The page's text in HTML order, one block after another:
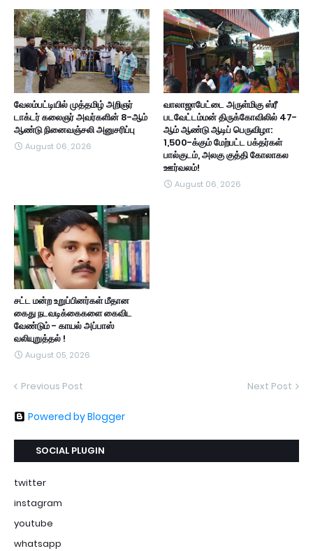
வேலம்பட்டியில் முத்தமிழ் அறிஞர்
டாக்டர் கலைஞர் அவர்களின் 8-ஆம்
ஆண்டு நினைவஞ்சலி அனுசரிப்பு
August 06, 2026
வாலாஜாபேட்டை அருள்மிகு ஸ்ரீ
படவேட்டம்மன் திருக்கோவிலில் 47-
ஆம் ஆண்டு ஆடிப் பெருவிழா:
1,500-க்கும் மேற்பட்ட பக்தர்கள்
பால்குடம், அலகு குத்தி கோலாகல
ஊர்வலம்!
August 06, 2026
சட்ட மன்ற உறுப்பினர்கள் மீதான
கைது நடவடிக்கைகளை கைவிட
வேண்டும் - காயல் அப்பாஸ்
வலியுறுத்தல் !
August 05, 2026
Previous Post Next Post
Powered by Blogger
SOCIAL PLUGIN
twitter
instagram
youtube
whatsapp